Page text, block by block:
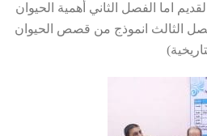
اما الفصل الثاني أهمية الحيوان
الثالث انموذج من قصص الحيوان